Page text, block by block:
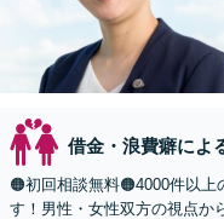
借金・浪費癖によ
🟠初回相談無料🟠4000件以
す！男性・女性双方の視点か